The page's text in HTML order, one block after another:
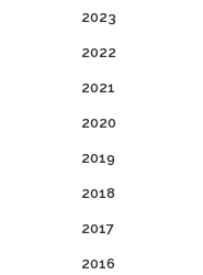
2023
2022
2021
2020
2019
2018
2017
2016